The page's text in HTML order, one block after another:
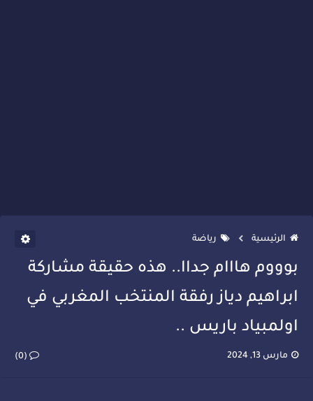
الرئيسية رياضة
بوووم هااام جداا.. هذه حقيقة مشاركة
ابراهيم دياز رفقة المنتخب المغربي في
اولمبياد باريس ..
مارس 13, 2024 (0)